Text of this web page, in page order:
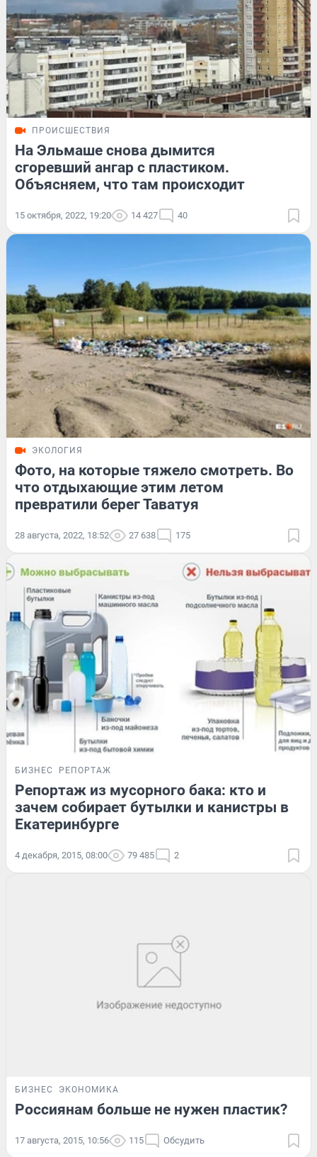
ПРОИСШЕСТВИЯ
На Эльмаше снова дымится
сгоревший ангар с пластиком.
Объясняем, что там происходит
15 октября, 2022, 19:20 14 427 40
ЭКОЛОГИЯ
Фото, на которые тяжело смотреть. Во
что отдыхающие этим летом
превратили берег Таватуя
28 августа, 2022, 18:52 27 638 175
БИЗНЕС РЕПОРТАЖ
Репортаж из мусорного бака: кто и
зачем собирает бутылки и канистры в
Екатеринбурге
4 декабря, 2015, 08:00 79 485 2
БИЗНЕС ЭКОНОМИКА
Россиянам больше не нужен пластик?
17 августа, 2015, 10:56 115 Обсудить